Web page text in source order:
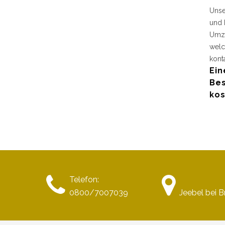
und
Telefon:
0800/7007039
Jeebel bei